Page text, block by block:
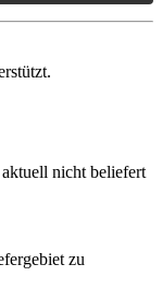
nicht beliefert
zu